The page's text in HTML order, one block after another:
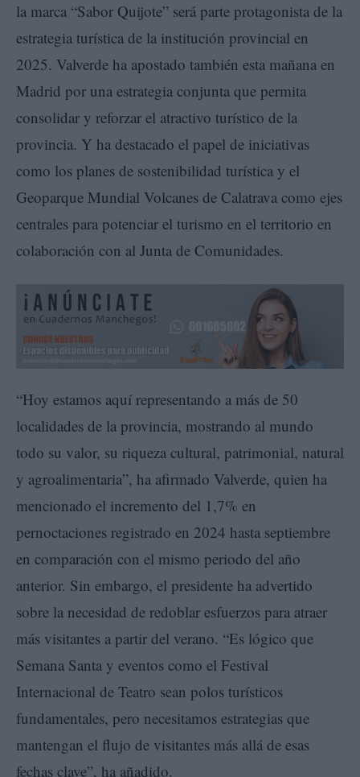
la marca “Sabor Quijote” será parte protagonista de la
estrategia turística de la institución provincial en
2025. Valverde ha apostado también esta mañana en
Madrid por una estrategia conjunta que permita
consolidar y reforzar el atractivo turístico de la
provincia. Y ha destacado el papel de iniciativas
como los planes de sostenibilidad turística y el
Geoparque Mundial Volcanes de Calatrava como ejes
centrales para potenciar el turismo en el territorio en
colaboración con al Junta de Comunidades.
“Hoy estamos aquí representando a más de 50
localidades de la provincia, mostrando al mundo
todo su valor, su riqueza cultural, patrimonial, natural
y agroalimentaria”, ha afirmado Valverde, quien ha
mencionado el incremento del 1,7% en
pernoctaciones registrado en 2024 hasta septiembre
en comparación con el mismo periodo del año
anterior. Sin embargo, el presidente ha advertido
sobre la necesidad de redoblar esfuerzos para atraer
más visitantes a partir del verano. “Es lógico que
Semana Santa y eventos como el Festival
Internacional de Teatro sean polos turísticos
fundamentales, pero necesitamos estrategias que
mantengan el flujo de visitantes más allá de esas
fechas clave”, ha añadido.